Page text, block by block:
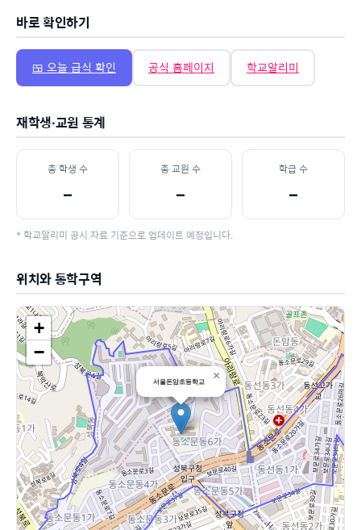
바로 확인하기
🍱 오늘 급식 확인 공식 홈페이지 학교알리미
재학생·교원 통계
총 학생 수
–
총 교원 수
–
학급 수
–
* 학교알리미 공시 자료 기준으로 업데이트 예정입니다.
위치와 통학구역
서울돈암초등학교 ×
+
−